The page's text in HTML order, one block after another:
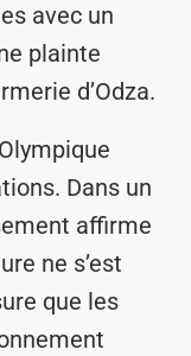
avec un
plainte
d’Odza.
Dans un
affirme
ne s’est
que les